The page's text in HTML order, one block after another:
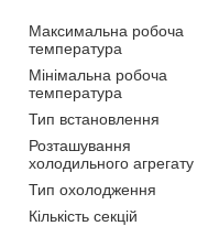
Максимальна робоча
температура
Мінімальна робоча
температура
Тип встановлення
Розташування
холодильного агрегату
Тип охолодження
Кількість секцій